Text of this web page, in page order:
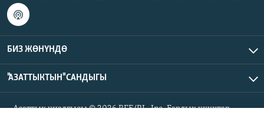
БИЗ ЖӨНҮНДӨ
"АЗАТТЫКТЫН" САНДЫГЫ
Азаттык үналгысы © 2026 RFE/RL, Inc. Бардык укуктар